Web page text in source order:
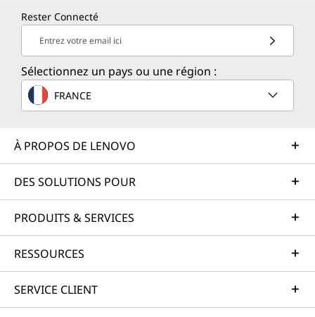
Rester Connecté
Entrez votre email ici
Sélectionnez un pays ou une région :
FRANCE
À PROPOS DE LENOVO
DES SOLUTIONS POUR
PRODUITS & SERVICES
RESSOURCES
SERVICE CLIENT